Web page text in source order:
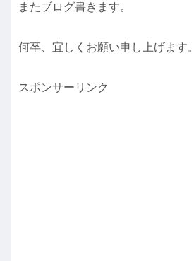
またブログ書きます。
何卒、宜しくお願い申し上げます。
スポンサーリンク